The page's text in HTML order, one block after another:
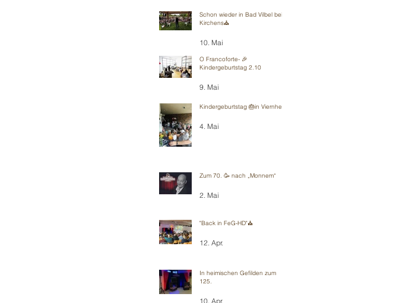
Schon wieder in Bad Vilbel bei
Kirchens⛪️
10. Mai
O Francoforte- 🎉
Kindergeburtstag 2.10
9. Mai
Kindergeburtstag 🎂in Viernheim
4. Mai
Zum 70. 🥳 nach „Monnem“
2. Mai
"Back in FeG-HD"⛪️
12. Apr.
In heimischen Gefilden zum
125.
10. Apr.